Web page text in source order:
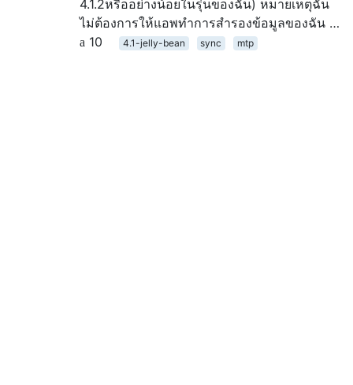
4.1.2หรืออย่างน้อยในรุ่นของฉัน) หมายเหตุฉัน
ไม่ต้องการให้แอพทำการสำรองข้อมูลของฉัน …
10
4.1-jelly-bean sync mtp